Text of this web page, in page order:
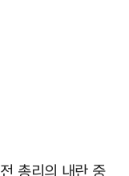
총리의 내란 중